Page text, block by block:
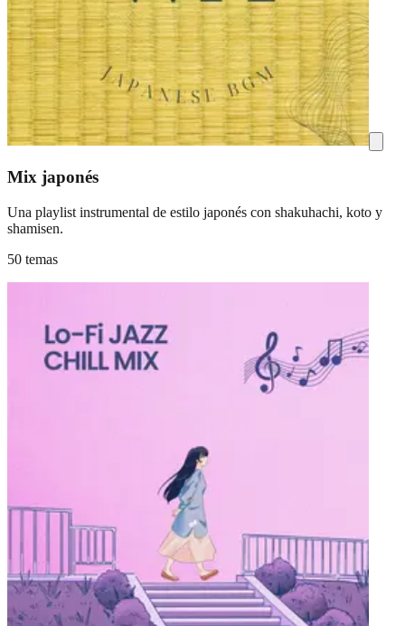
Mix japonés
Una playlist instrumental de estilo japonés con shakuhachi, koto y
shamisen.
50 temas